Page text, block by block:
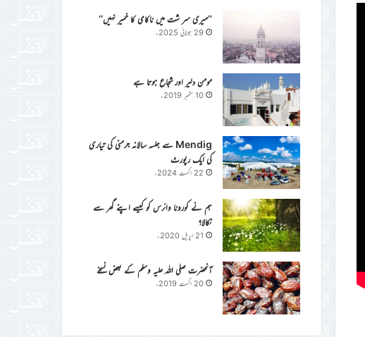
’’میری سر شت میں ناکامی کا خمیر نہیں‘‘
29 جولائی 2025ء
مومن دلیر اور شجاع ہوتا ہے
10 ستمبر 2019ء
Mendig سے جلسہ سالانہ جرمنی کی تیاری
کی ایک رپورٹ
22 اگست 2024ء
ہم نے کورونا وائرس کو کیسے اپنے گھر سے
نکالا؟
21 اپریل 2020ء
آنحضرت صلی اللہ علیہ وسلم کے بعض نسخے
20 اگست 2019ء